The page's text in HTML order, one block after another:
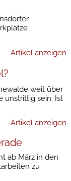
Artikel anzeigen
weit über
unstrittig sein. Ist
Artikel anzeigen
ab März in den
zu